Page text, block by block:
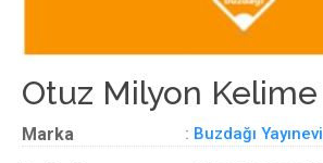
Otuz Milyon Kelime
Marka : Buzdağı Yayınevi